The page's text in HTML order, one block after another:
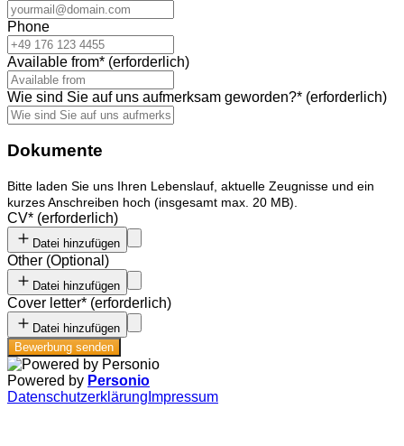
Phone
Available from* (erforderlich)
Wie sind Sie auf uns aufmerksam geworden?* (erforderlich)
Dokumente
Bitte laden Sie uns Ihren Lebenslauf, aktuelle Zeugnisse und ein
kurzes Anschreiben hoch (insgesamt max. 20 MB).
CV* (erforderlich)
Datei hinzufügen
Other (Optional )
Datei hinzufügen
Cover letter* (erforderlich)
Datei hinzufügen
Bewerbung senden
Powered by Personio
Datenschutzerklärung Impressum